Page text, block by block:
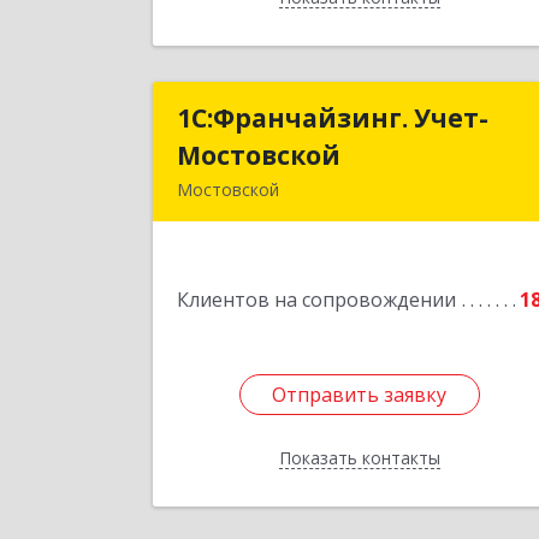
1С:Франчайзинг. Учет-
Мостовской
Мостовской
Клиентов на сопровождении
Отправить заявку
Показать контакты
1С:Франчайзинг. Учет-
корпус
Отправить заявку
Назад